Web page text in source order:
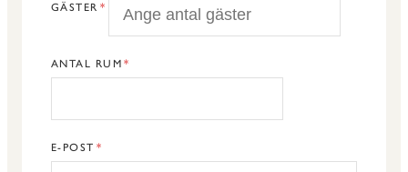
GÄSTER
ANTAL RUM
E-POST